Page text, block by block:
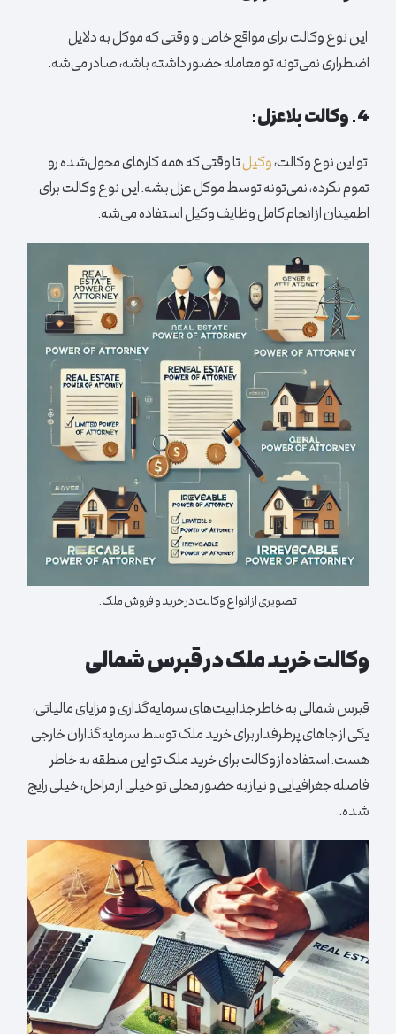
این نوع وکالت برای مواقع خاص و وقتی که موکل به دلایل
اضطراری نمی‌تونه تو معامله حضور داشته باشه، صادر می‌شه.
4. وکالت بلاعزل:
تو این نوع وکالت،وکیلتا وقتی که همه کارهای محول‌شده رو
تموم نکرده، نمی‌تونه توسط موکل عزل بشه. این نوع وکالت برای
اطمینان از انجام کامل وظایف وکیل استفاده می‌شه.
تصویری از انواع وکالت در خرید و فروش ملک.
وکالت خرید ملک در قبرس شمالی
قبرس شمالی به خاطر جذابیت‌های سرمایه‌گذاری و مزایای مالیاتی،
یکی از جاهای پرطرفدار برای خرید ملک توسط سرمایه‌گذاران خارجی
هست. استفاده از وکالت برای خرید ملک تو این منطقه به خاطر
فاصله جغرافیایی و نیاز به حضور محلی تو خیلی از مراحل، خیلی رایج
شده.